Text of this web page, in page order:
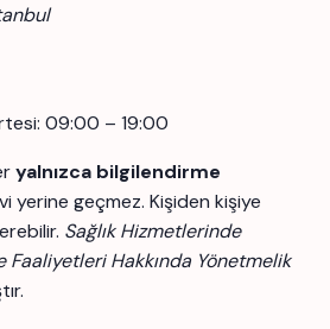
09:00 – 19:00
yalnızca bilgilendirme
yerine geçmez. Kişiden kişiye
Sağlık Hizmetlerinde
Faaliyetleri Hakkında Yönetmelik